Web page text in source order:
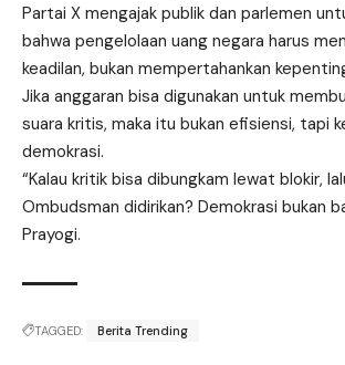
Partai X mengajak publik dan parlemen
bahwa pengelolaan uang negara harus
keadilan, bukan mempertahankan
Jika anggaran bisa digunakan untuk
suara kritis, maka itu bukan efisiensi, tapi
demokrasi.
“Kalau kritik bisa dibungkam lewat blokir,
Ombudsman didirikan? Demokrasi bukan
Prayogi.
TAGGED: Berita Trending